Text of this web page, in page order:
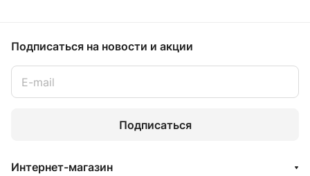
Подписаться на новости и акции
Подписаться
Интернет-магазин